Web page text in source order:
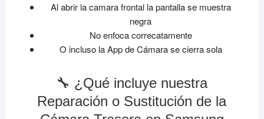
Al abrir la camara frontal la pantalla se muestra
negra
No enfoca correcatamente
O incluso la App de Cámara se cierra sola
🔧 ¿Qué incluye nuestra
Reparación o Sustitución de la